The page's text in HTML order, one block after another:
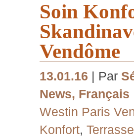
Soin
Vendôme
13.01.16 | Par
News, Français
Westin Paris
Konfort, Terrasse